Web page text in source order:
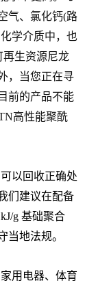
气、氯化钙(路
学介质中，也
再生资源尼龙
，当您正在寻
前的产品不能
高性能聚酰
以回收正确处
们建议在配备
g 基础聚合
当地法规。
用电器、体育